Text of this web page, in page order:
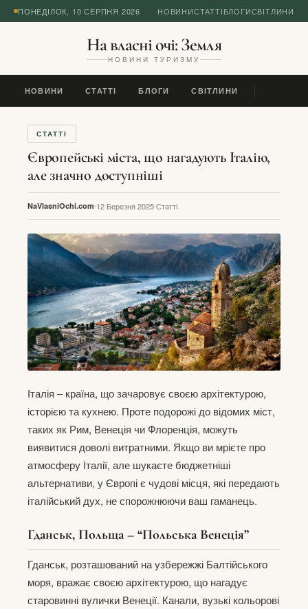
ПОНЕДІЛОК, 10 СЕРПНЯ 2026 НОВИНИСТАТТІБЛОГИСВІТЛИНИ
На власні очі: Земля
НОВИНИ ТУРИЗМУ
НОВИНИ СТАТТІ БЛОГИ СВІТЛИНИ
СТАТТІ
Європейські міста, що нагадують Італію,
але значно доступніші
NaVlasniOchi.com 12 Березня 2025Статті
Італія – країна, що зачаровує своєю архітектурою,
історією та кухнею. Проте подорожі до відомих міст,
таких як Рим, Венеція чи Флоренція, можуть
виявитися доволі витратними. Якщо ви мрієте про
атмосферу Італії, але шукаєте бюджетніші
альтернативи, у Європі є чудові місця, які передають
італійський дух, не спорожнюючи ваш гаманець.
Гданськ, Польща – “Польська Венеція”
Гданськ, розташований на узбережжі Балтійського
моря, вражає своєю архітектурою, що нагадує
старовинні вулички Венеції. Канали, вузькі кольорові